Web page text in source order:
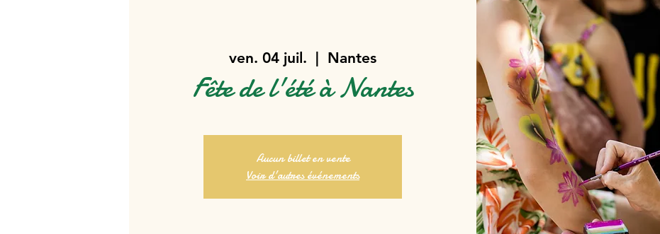
ven. 04 juil.
  |
Nantes
Fête de l'été à Nantes
Aucun billet en vente
Voir d'autres événements